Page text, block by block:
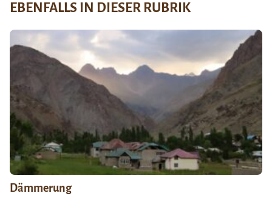
EBENFALLS IN DIESER RUBRIK
Dämmerung